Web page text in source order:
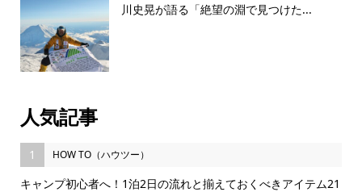
川史晃が語る「絶望の淵で見つけた...
人気記事
1 HOW TO（ハウツー）
キャンプ初心者へ！1泊2日の流れと揃えておくべきアイテム21